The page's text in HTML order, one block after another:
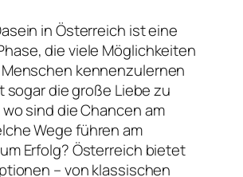
in Österreich ist eine
die viele Möglichkeiten
kennenzulernen
sogar die große Liebe zu
sind die Chancen am
Wege führen am
Erfolg? Österreich bietet
– von klassischen